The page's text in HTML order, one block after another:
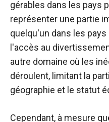
gérables dans les pays
représenter une partie
quelqu'un dans les
l'accès au
autre domaine où les
déroulent, limitant la
géographie et le statut
Cependant, à mesure